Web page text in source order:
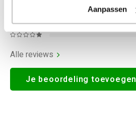
Aanpassen
Alle reviews
Je beoordeling toevoegen